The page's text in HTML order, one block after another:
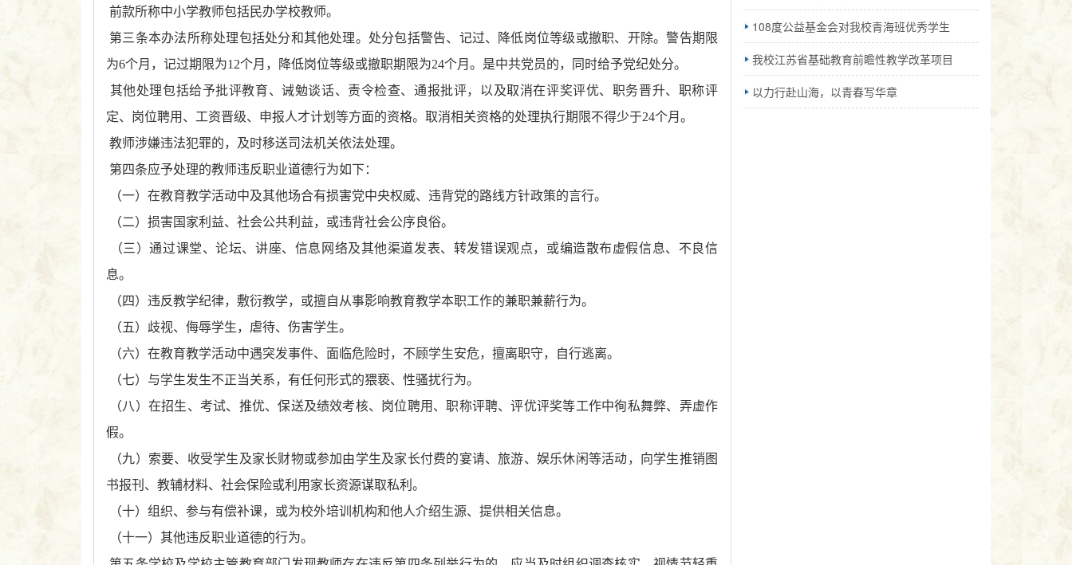
前款所称中小学教师包括民办学校教师。
第三条本办法所称处理包括处分和其他处理。处分包括警告、记过、降低岗位等级或撤职、开除。警告期限
为6个月，记过期限为12个月，降低岗位等级或撤职期限为24个月。是中共党员的，同时给予党纪处分。
其他处理包括给予批评教育、诫勉谈话、责令检查、通报批评，以及取消在评奖评优、职务晋升、职称评
定、岗位聘用、工资晋级、申报人才计划等方面的资格。取消相关资格的处理执行期限不得少于24个月。
教师涉嫌违法犯罪的，及时移送司法机关依法处理。
第四条应予处理的教师违反职业道德行为如下：
（一）在教育教学活动中及其他场合有损害党中央权威、违背党的路线方针政策的言行。
（二）损害国家利益、社会公共利益，或违背社会公序良俗。
（三）通过课堂、论坛、讲座、信息网络及其他渠道发表、转发错误观点，或编造散布虚假信息、不良信
息。
（四）违反教学纪律，敷衍教学，或擅自从事影响教育教学本职工作的兼职兼薪行为。
（五）歧视、侮辱学生，虐待、伤害学生。
（六）在教育教学活动中遇突发事件、面临危险时，不顾学生安危，擅离职守，自行逃离。
（七）与学生发生不正当关系，有任何形式的猥亵、性骚扰行为。
（八）在招生、考试、推优、保送及绩效考核、岗位聘用、职称评聘、评优评奖等工作中徇私舞弊、弄虚作
假。
（九）索要、收受学生及家长财物或参加由学生及家长付费的宴请、旅游、娱乐休闲等活动，向学生推销图
书报刊、教辅材料、社会保险或利用家长资源谋取私利。
（十）组织、参与有偿补课，或为校外培训机构和他人介绍生源、提供相关信息。
（十一）其他违反职业道德的行为。
108度公益基金会对我校青海班优秀学生
我校江苏省基础教育前瞻性教学改革项目
以力行赴山海，以青春写华章